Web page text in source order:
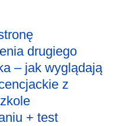
drugiego
– jak wyglądają
z
+ test